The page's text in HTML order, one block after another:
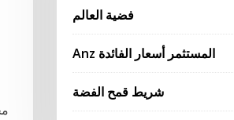
فضية العالم
Anz المستثمر أسعار الفائدة
شريط قمح الفضة